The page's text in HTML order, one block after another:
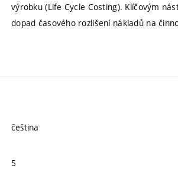
výrobku (Life Cycle Costing). Klíčovým
dopad časového rozlišení nákladů na
čeština
5